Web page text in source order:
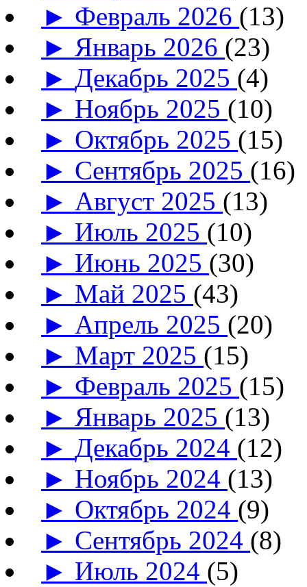
► Февраль 2026 (13)
► Январь 2026 (23)
►Декабрь 2025 (4)
► Ноябрь 2025 (10)
► Октябрь 2025 (15)
► Сентябрь 2025 (16)
► Август 2025 (13)
► Июль 2025 (10)
► Июнь 2025 (30)
► Май 2025 (43)
► Апрель 2025 (20)
► Март 2025 (15)
► Февраль 2025 (15)
► Январь 2025 (13)
►Декабрь 2024 (12)
► Ноябрь 2024 (13)
► Октябрь 2024 (9)
► Сентябрь 2024 (8)
► Июль 2024 (5)